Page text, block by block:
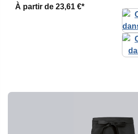
À partir de 23,61 €*